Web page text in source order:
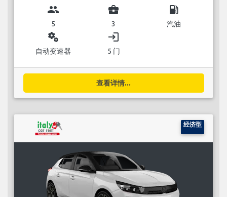
group
5
business_center
3
local_gas_station
汽油
miscellaneous_services
自动变速器
login
5 门
查看详情...
经济型